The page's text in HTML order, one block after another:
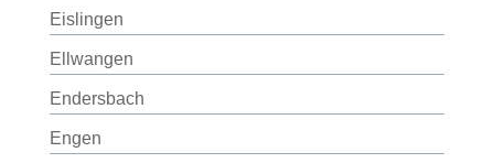
Eislingen
Ellwangen
Endersbach
Engen